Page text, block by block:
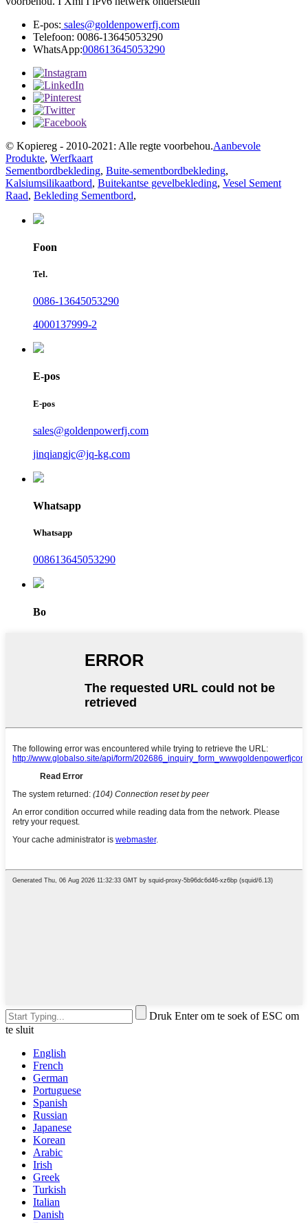
E-pos: sales@goldenpowerfj.com
Telefoon: 0086-13645053290
WhatsApp:008613645053290
© Kopiereg - 2010-2021: Alle regte voorbehou.Aanbevole
Produkte, Werfkaart
Sementbordbekleding, Buite-sementbordbekleding,
Kalsiumsilikaatbord, Buitekantse gevelbekleding, Vesel Sement
Raad, Bekleding Sementbord,
Foon
Tel.
0086-13645053290
4000137999-2
E-pos
E-pos
sales@goldenpowerfj.com
jinqiangjc@jq-kg.com
Whatsapp
Whatsapp
008613645053290
Bo
Druk Enter om te soek of ESC om
te sluit
English
French
German
Portuguese
Spanish
Russian
Japanese
Korean
Arabic
Irish
Greek
Turkish
Italian
Danish